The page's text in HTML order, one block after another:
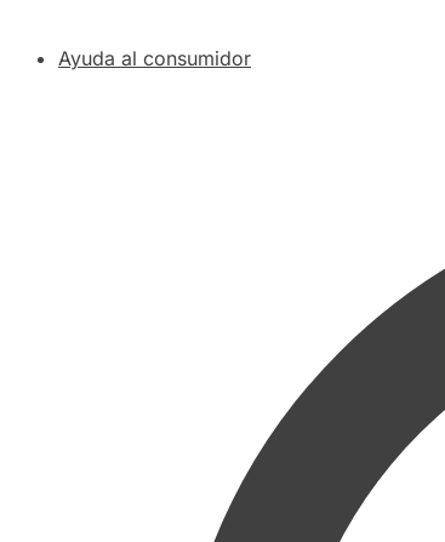
Ayuda al consumidor